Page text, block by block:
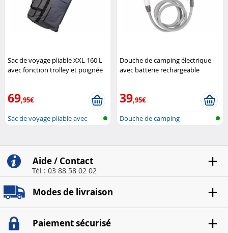
Sac de voyage pliable XXL 160 L
avec fonction trolley et poignée
69,95€
Sac de voyage pliable avec
Douche de camping électrique
avec batterie rechargeable
39,95€
Douche de camping
Aide / Contact
Tél : 03 88 58 02 02
Modes de livraison
Paiement sécurisé